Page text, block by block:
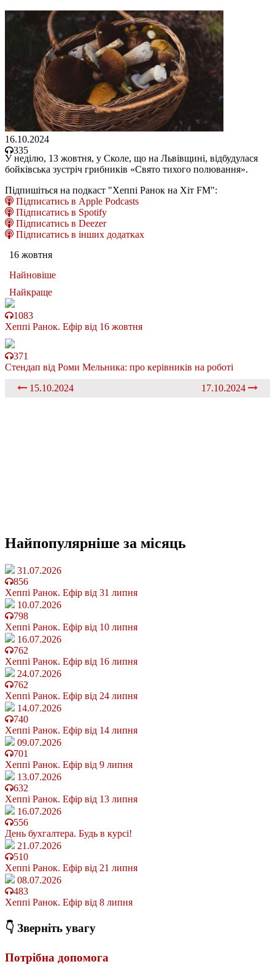
16.10.2024
335
У неділю, 13 жовтня, у Сколе, що на Львівщині, відбудулася
бойківська зустріч грибників «Свято тихого полювання».
Підпишіться на подкаст "Хеппі Ранок на Хіт FM":
Підписатись в Apple Podcasts
Підписатись в Spotify
Підписатись в Deezer
Підписатись в інших додатках
16 жовтня
Найновіше
Найкраще
1083
Хеппі Ранок. Ефір від 16 жовтня
371
Стендап від Роми Мельника: про керівників на роботі
15.10.2024
17.10.2024
Найпопулярніше за місяць
31.07.2026
856
Хеппі Ранок. Ефір від 31 липня
10.07.2026
798
Хеппі Ранок. Ефір від 10 липня
16.07.2026
762
Хеппі Ранок. Ефір від 16 липня
24.07.2026
762
Хеппі Ранок. Ефір від 24 липня
14.07.2026
740
Хеппі Ранок. Ефір від 14 липня
09.07.2026
701
Хеппі Ранок. Ефір від 9 липня
13.07.2026
632
Хеппі Ранок. Ефір від 13 липня
16.07.2026
556
День бухгалтера. Будь в курсі!
21.07.2026
510
Хеппі Ранок. Ефір від 21 липня
08.07.2026
483
Хеппі Ранок. Ефір від 8 липня
👇 Зверніть увагу
Потрібна допомога